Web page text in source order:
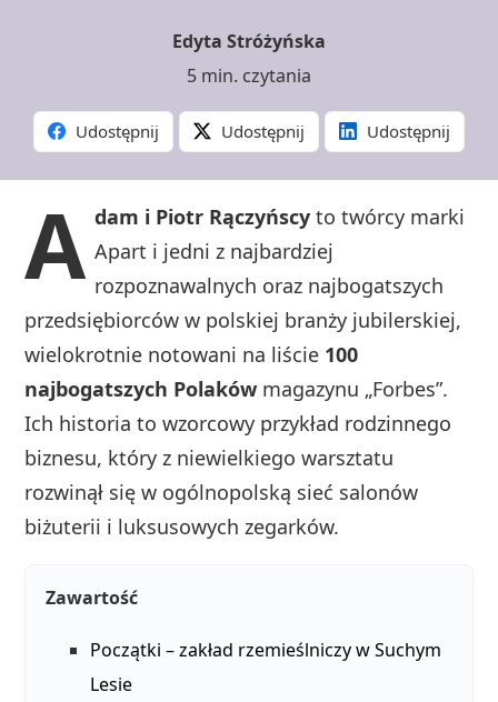
Edyta Stróżyńska
5 min. czytania
Udostępnij Udostępnij Udostępnij
A dam i Piotr Rączyńscy to twórcy marki
Apart i jedni z najbardziej
rozpoznawalnych oraz najbogatszych
przedsiębiorców w polskiej branży jubilerskiej,
wielokrotnie notowani na liście 100
najbogatszych Polaków magazynu „Forbes”.
Ich historia to wzorcowy przykład rodzinnego
biznesu, który z niewielkiego warsztatu
rozwinął się w ogólnopolską sieć salonów
biżuterii i luksusowych zegarków.
Zawartość
Początki – zakład rzemieślniczy w Suchym
Lesie